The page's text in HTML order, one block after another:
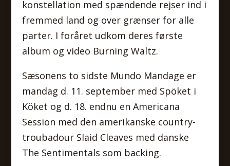
konstellation med spændende rejser ind i
fremmed land og over grænser for alle
parter. I foråret udkom deres første
album og video Burning Waltz.
Sæsonens to sidste Mundo Mandage er
mandag d. 11. september med Spöket i
Köket og d. 18. endnu en Americana
Session med den amerikanske country-
troubadour Slaid Cleaves med danske
The Sentimentals som backing.